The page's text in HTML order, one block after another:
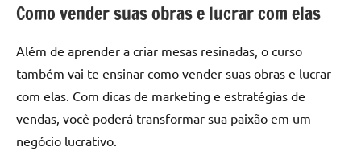
com
únicas.
Nosso
conteúdo
é
focado
Como vender suas obras e lucrar com elas
Além de aprender a criar mesas resinadas, o curso
também vai te ensinar como vender suas obras e lucrar
com elas. Com dicas de marketing e estratégias de
vendas, você poderá transformar sua paixão em um
negócio lucrativo.